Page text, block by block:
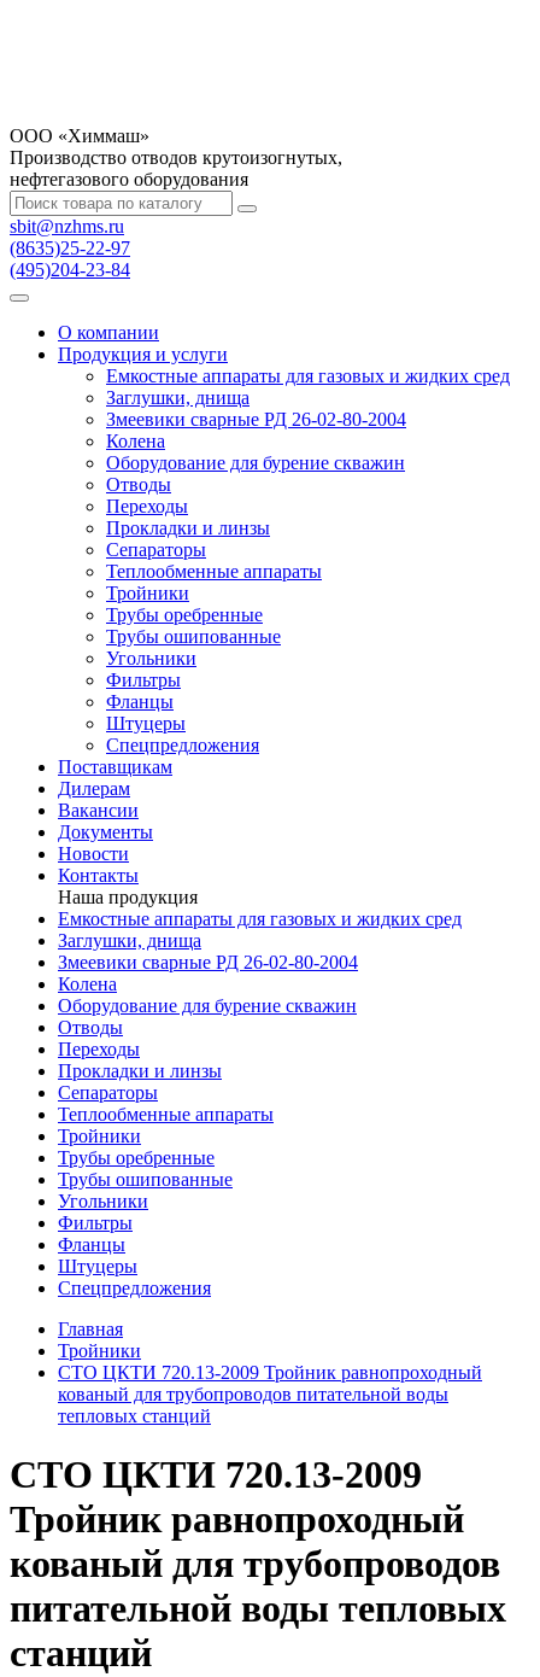
OOO «Химмаш»
Производство отводов крутоизогнутых,
нефтегазового оборудования
sbit@nzhms.ru
(8635)25-22-97
(495)204-23-84
О компании
Продукция и услуги
Емкостные аппараты для газовых и жидких сред
Заглушки, днища
Змеевики сварные РД 26-02-80-2004
Колена
Оборудование для бурение скважин
Отводы
Переходы
Прокладки и линзы
Сепараторы
Теплообменные аппараты
Тройники
Трубы оребренные
Трубы ошипованные
Угольники
Фильтры
Фланцы
Штуцеры
Спецпредложения
Поставщикам
Дилерам
Вакансии
Документы
Новости
Контакты
Наша продукция
Емкостные аппараты для газовых и жидких сред
Заглушки, днища
Змеевики сварные РД 26-02-80-2004
Колена
Оборудование для бурение скважин
Отводы
Переходы
Прокладки и линзы
Сепараторы
Теплообменные аппараты
Тройники
Трубы оребренные
Трубы ошипованные
Угольники
Фильтры
Фланцы
Штуцеры
Спецпредложения
Главная
Тройники
СТО ЦКТИ 720.13-2009 Тройник равнопроходный
кованый для трубопроводов питательной воды
тепловых станций
СТО ЦКТИ 720.13-2009
Тройник равнопроходный
кованый для трубопроводов
питательной воды тепловых
станций